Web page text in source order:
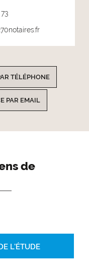
TÉLÉPHONE
PAR EMAIL
de
L'ÉTUDE